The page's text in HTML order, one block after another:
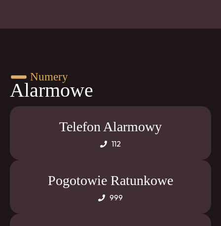
Numery
Alarmowe
Telefon Alarmowy
112
Pogotowie Ratunkowe
999